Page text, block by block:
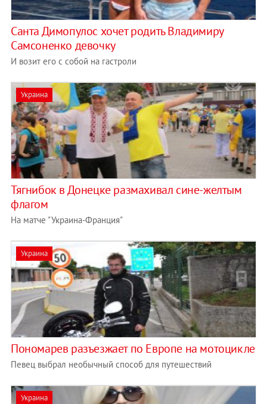
Санта Димопулос хочет родить Владимиру
Самсоненко девочку
И возит его с собой на гастроли
Украина
Тягнибок в Донецке размахивал сине-желтым
флагом
На матче "Украина-Франция"
Украина
Пономарев разъезжает по Европе на мотоцикле
Певец выбрал необычный способ для путешествий
Украина